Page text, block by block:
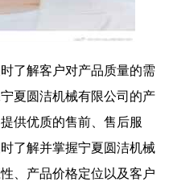
了解客户对产品质量的需
夏圆洁机械有限公司的产
供优质的售前、售后服
了解并掌握宁夏圆洁机械
、产品价格定位以及客户